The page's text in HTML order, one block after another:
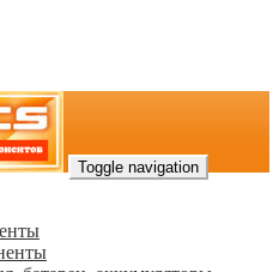
Toggle navigation